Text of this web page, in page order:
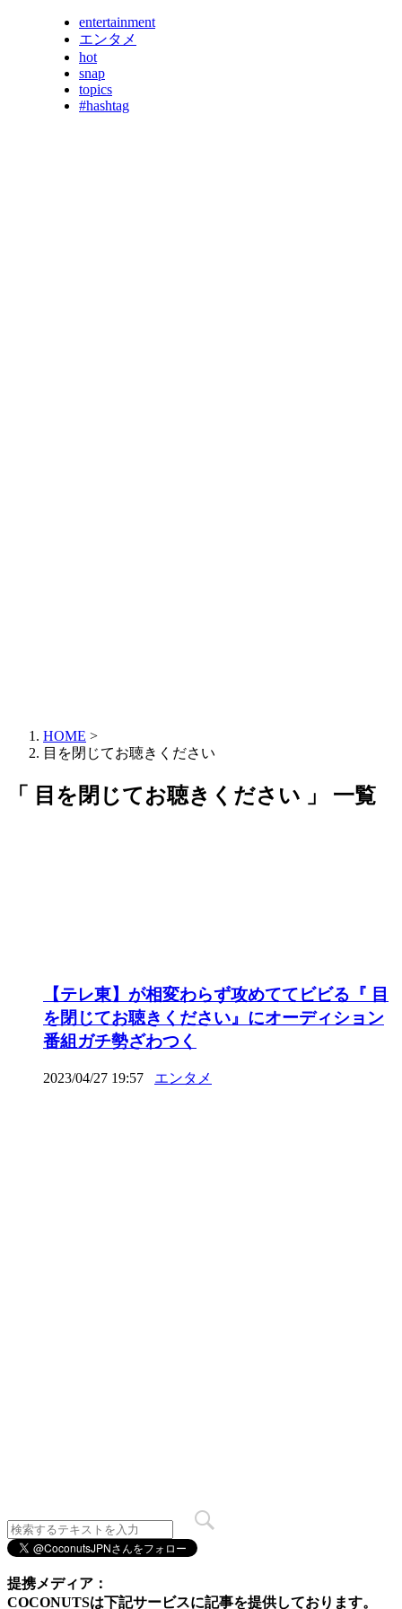
entertainment
エンタメ
hot
snap
topics
#hashtag
HOME >
目を閉じてお聴きください
「 目を閉じてお聴きください 」 一覧
【テレ東】が相変わらず攻めててビビる『 目
を閉じてお聴きください』にオーディション
番組ガチ勢ざわつく
2023/04/27 19:57 エンタメ
提携メディア：
COCONUTSは下記サービスに記事を提供しております。